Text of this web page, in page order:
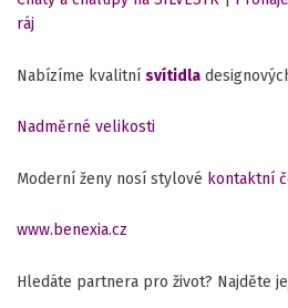
ráj
Nabízíme kvalitní svítidla
Nadměrné velikosti
Moderní ženy nosí stylové kontaktní
www.benexia.cz
Hledáte partnera pro život? Najděte